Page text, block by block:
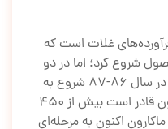
غلات است که
را از سال 1373 با 15 محصول شروع کرد؛ اما در دو
مرحله در سال‌های 80-81 و سپس در سال 86-87 شروع به
راه‌اندازی شش خط تولید کرد و اکنون قادر است بیش از 450
اکنون به مرحله‌ای